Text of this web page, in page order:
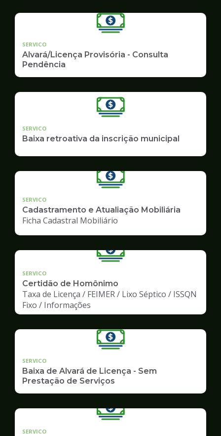
SERVICO
Alvará/Licença Provisória - Consulta
Pendência
SERVICO
Baixa retroativa da inscrição municipal
SERVICO
Cadastramento e Atualiação Mobiliária
Ficha Cadastral Mobiliário
SERVICO
Certidão de Homônimo
Taxa de Licença / FEIMER / Lixo Séptico / ISSQN
Fixo / Informações
SERVICO
Baixa de Alvará de Licença - Sem
Prestação de Serviços
SERVICO